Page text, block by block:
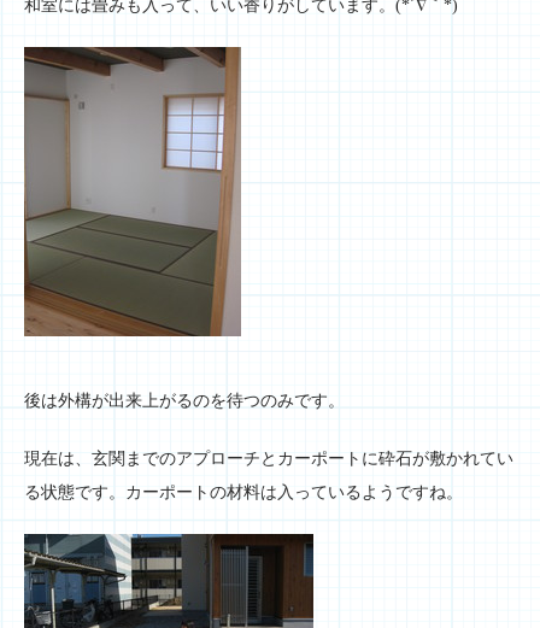
和室には畳みも入って、いい香りがしています。(*´∇｀*)
後は外構が出来上がるのを待つのみです。
現在は、玄関までのアプローチとカーポートに砕石が敷かれてい
る状態です。カーポートの材料は入っているようですね。